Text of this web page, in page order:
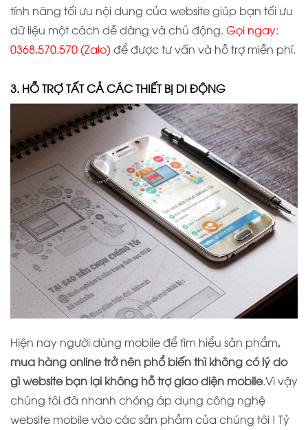
tính năng tối ưu nội dung của website giúp bạn tối ưu
dữ liệu một cách dễ dàng và chủ động. Gọi ngay:
0368.570.570(Zalo)để được tư vấn và hỗ trợ miễn phí.
3. HỖ TRỢ TẤT CẢ CÁC THIẾT BỊ DI ĐỘNG
Hiện nay người dùng mobile để tìm hiểu sản phẩm,
mua hàng online trở nên phổ biến thì không có lý do
gì website bạn lại không hỗ trợ giao diện mobile.Vì vậy
chúng tôi đã nhanh chóng áp dụng công nghệ
website mobile vào các sản phầm của chúng tôi ! Tỷ